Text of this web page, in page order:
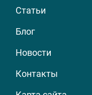
Статьи
Блог
Новости
Контакты